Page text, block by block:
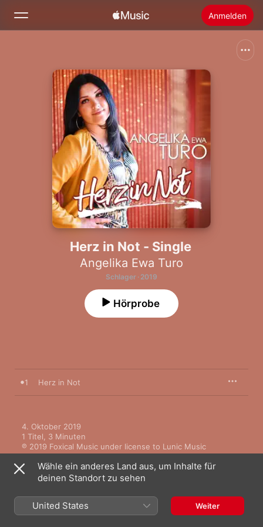
Anmelden
Startseite
Apple Music installieren
Herz in Not - Single
Angelika Ewa Turo
Schlager · 2019
Hörprobe
1 Herz in Not
4. Oktober 2019
1 Titel, 3 Minuten
℗ 2019 Foxical Music under license to Lunic Music
Mehr von Angelika Ewa Turo
Wähle ein anderes Land aus, um Inhalte für
deinen Standort zu sehen
United States Weiter